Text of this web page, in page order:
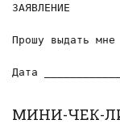
ЗАЯВЛЕНИЕ
Прошу выдать мне
Дата
МИНИ-ЧЕК-